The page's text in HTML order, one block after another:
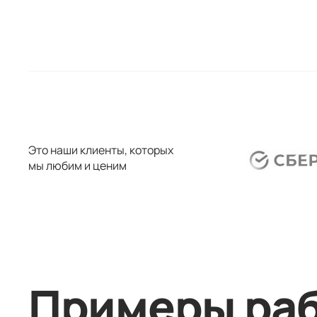
Это наши клиенты, которых
мы любим и ценим